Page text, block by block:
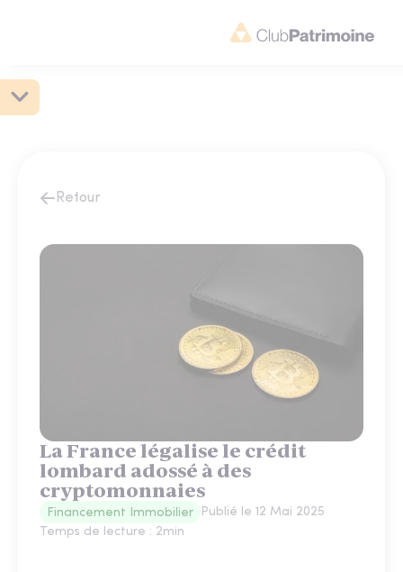
Retour
La France légalise le crédit
lombard adossé à des
cryptomonnaies
Financement Immobilier Publié le 12 Mai 2025
Temps de lecture : 2min